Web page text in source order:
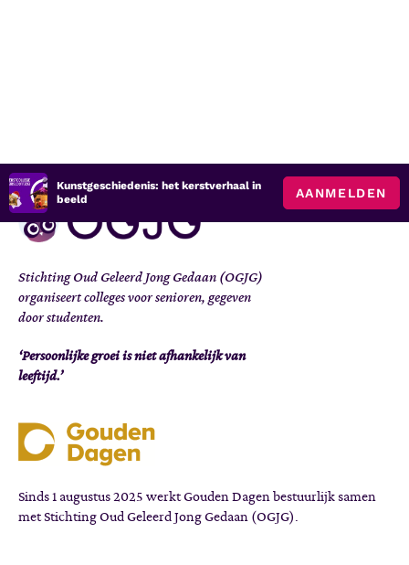
Kunstgeschiedenis: het kerstverhaal in
beeld
AANMELDEN
Stichting Oud Geleerd Jong Gedaan (OGJG)
organiseert colleges voor senioren, gegeven
door studenten.
‘Persoonlijke groei is niet afhankelijk van
leeftijd.’
Sinds 1 augustus 2025 werkt Gouden Dagen bestuurlijk samen
met Stichting Oud Geleerd Jong Gedaan (OGJG).